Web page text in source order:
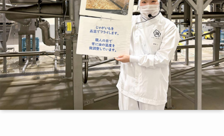
季節・まち まち・スポット